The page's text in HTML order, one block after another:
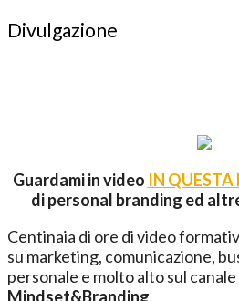
Divulgazione
Guardami in video IN QUESTA
di personal branding ed
Centinaia di ore di video
su marketing, comunicazione,
personale e molto alto sul
Mindset&Branding.